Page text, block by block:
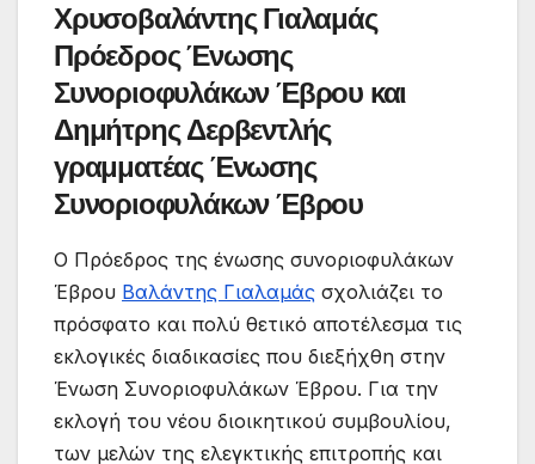
Χρυσοβαλάντης Γιαλαμάς
Πρόεδρος Ένωσης
Συνοριοφυλάκων Έβρου και
Δημήτρης Δερβεντλής
γραμματέας Ένωσης
Συνοριοφυλάκων Έβρου
Ο Πρόεδρος της ένωσης συνοριοφυλάκων
Έβρου Βαλάντης Γιαλαμάς σχολιάζει το
πρόσφατο και πολύ θετικό αποτέλεσμα τις
εκλογικές διαδικασίες που διεξήχθη στην
Ένωση Συνοριοφυλάκων Έβρου. Για την
εκλογή του νέου διοικητικού συμβουλίου,
των μελών της ελεγκτικής επιτροπής και